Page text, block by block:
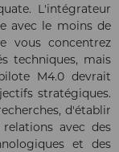
L'intégrateur
avec le moins de
vous concentrez
techniques, mais
M4.0 devrait
stratégiques.
d'établir
avec des
et des